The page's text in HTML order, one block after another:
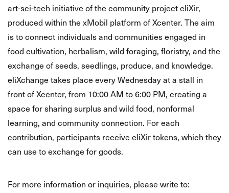
art-sci-tech initiative of the community project eliXir,
produced within the xMobil platform of Xcenter. The aim
is to connect individuals and communities engaged in
food cultivation, herbalism, wild foraging, floristry, and the
exchange of seeds, seedlings, produce, and knowledge.
eliXchange takes place every Wednesday at a stall in
front of Xcenter, from 10:00 AM to 6:00 PM, creating a
space for sharing surplus and wild food, nonformal
learning, and community connection. For each
contribution, participants receive eliXir tokens, which they
can use to exchange for goods.
For more information or inquiries, please write to: